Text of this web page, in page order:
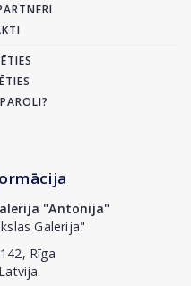
"Antonija"
Galerija"
Rīga